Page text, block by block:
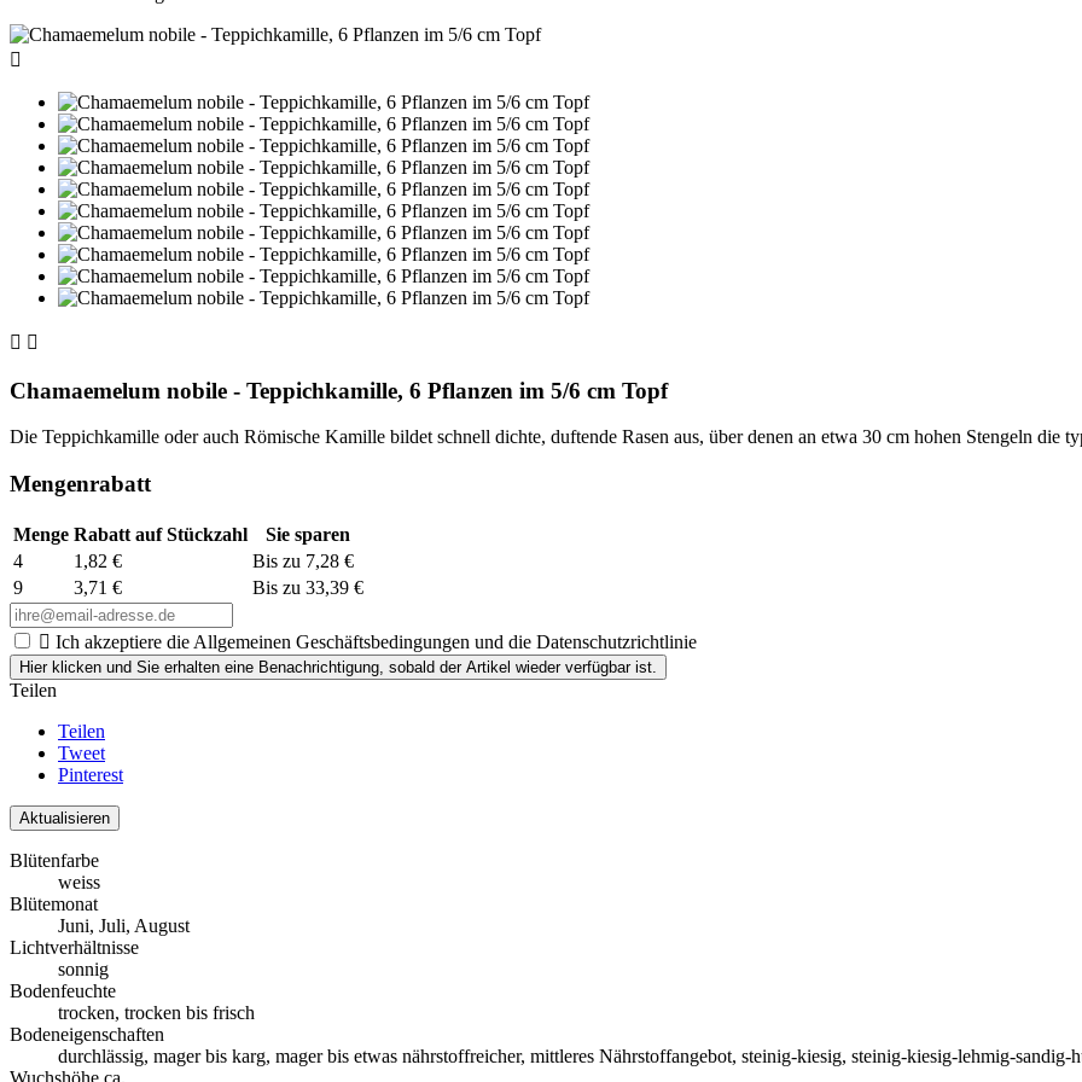

 
Chamaemelum nobile - Teppichkamille, 6 Pflanzen im 5/6 cm Topf
Die Teppichkamille oder auch Römische Kamille bildet schnell dichte, duftende Rasen aus, über denen an etwa 30 cm hohen Stengeln die
Mengenrabatt
Menge Rabatt auf Stückzahl
Sie sparen
4
1,82 €
Bis zu 7,28 €
9
3,71 € Bis zu 33,39 €
 Ich akzeptiere die Allgemeinen Geschäftsbedingungen und die Datenschutzrichtlinie
Hier klicken und Sie erhalten eine Benachrichtigung, sobald der Artikel wieder verfügbar ist.
Teilen
Teilen
Tweet
Pinterest
Blütenfarbe
weiss
Blütemonat
Juni, Juli, August
Lichtverhältnisse
sonnig
Bodenfeuchte
trocken, trocken bis frisch
Bodeneigenschaften
durchlässig, mager bis karg, mager bis etwas nährstoffreicher, mittleres Nährstoffangebot, steinig-kiesig, steinig-kiesig-lehmig-sandig-
Wuchshöhe ca.